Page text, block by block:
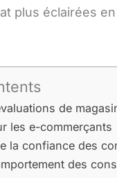
plus éclairées
de
les e-commerçants
la confiance des
des